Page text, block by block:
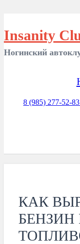
Insanity
Ногинский
8 (985) 277-52-83
КАК
БЕНЗИН